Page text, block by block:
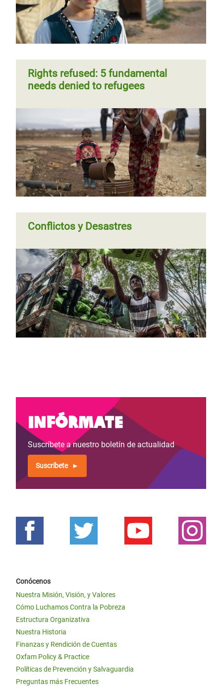
trámite
anterior
página
Rights refused: 5 fundamental
needs denied to refugees
Conflictos y Desastres
Infórmate
Suscríbete a nuestro boletín de actualidad
Suscríbete
Conócenos
Nuestra Misión, Visión, y Valores
Cómo Luchamos Contra la Pobreza
Estructura Organizativa
Nuestra Historia
Finanzas y Rendición de Cuentas
Oxfam Policy & Practice
Políticas de Prevención y Salvaguardia
Preguntas más Frecuentes